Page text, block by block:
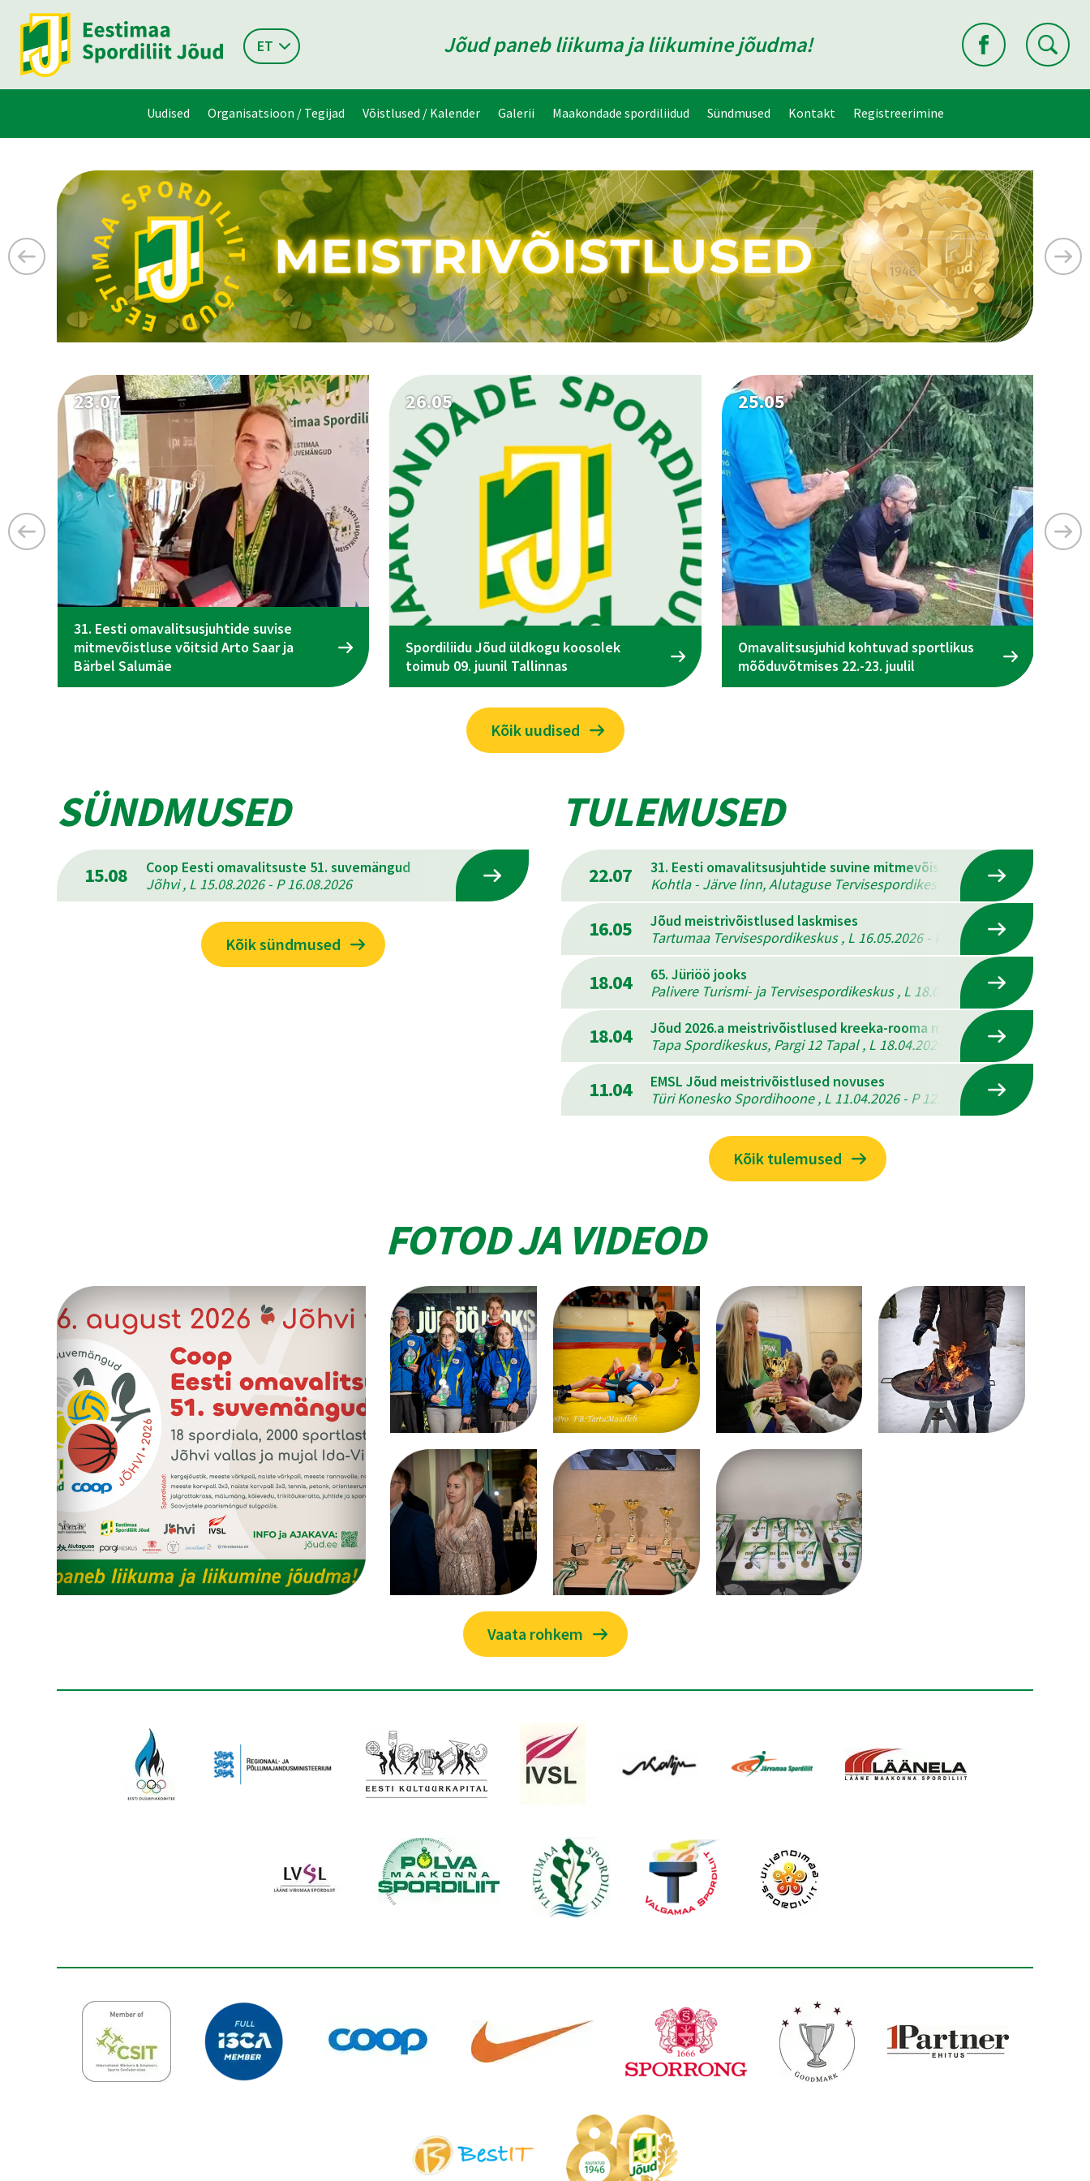
ET Jõud paneb liikuma ja liikumine jõudma!
Uudised Organisatsioon / Tegijad Võistlused / Kalender Galerii Maakondade spordiliidud Sündmused Kontakt Registreerimine
23.07
31. Eesti omavalitsusjuhtide suvise
mitmevõistluse võitsid Arto Saar ja
Bärbel Salumäe
26.05
Spordiliidu Jõud üldkogu koosolek
toimub 09. juunil Tallinnas
25.05
Omavalitsusjuhid kohtuvad sportlikus
mõõduvõtmises 22.-23. juulil
Kõik uudised
SÜNDMUSED
15.08
Coop Eesti omavalitsuste 51. suvemängud
Jõhvi , L 15.08.2026 - P 16.08.2026
Kõik sündmused
TULEMUSED
22.07
31. Eesti omavalitsusjuhtide suvine mitmevõistlus
Kohtla - Järve linn, Alutaguse Tervisespordikeskus , K 22.07.2026 - N
16.05
Jõud meistrivõistlused laskmises
Tartumaa Tervisespordikeskus , L 16.05.2026 - P 17.05.2026
18.04
65. Jüriöö jooks
Palivere Turismi- ja Tervisespordikeskus , L 18.04.2026 - P 19.04.2026
18.04
Jõud 2026.a meistrivõistlused kreeka-rooma maadluses,
Tapa Spordikeskus, Pargi 12 Tapal , L 18.04.2026
11.04
EMSL Jõud meistrivõistlused novuses
Türi Konesko Spordihoone , L 11.04.2026 - P 12.04.2026
Kõik tulemused
FOTOD JA VIDEOD
Vaata rohkem